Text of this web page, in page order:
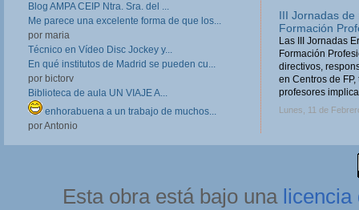
Blog AMPA CEIP Ntra. Sra. del ...
Me parece una excelente forma de que los...
por maria
Técnico en Vídeo Disc Jockey y...
En qué institutos de Madrid se pueden cu...
por bictorv
Biblioteca de aula UN VIAJE A...
enhorabuena a un trabajo de muchos...
por Antonio
III Jornadas
Formación
Las III Jornadas
Formación
directivos,
en Centros de
profesores
Lunes, 11 de
Esta obra está bajo una licencia